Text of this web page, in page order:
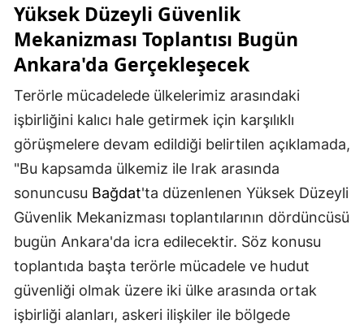
Yüksek Düzeyli Güvenlik
Mekanizması Toplantısı Bugün
Ankara'da Gerçekleşecek
Terörle mücadelede ülkelerimiz arasındaki
işbirliğini kalıcı hale getirmek için karşılıklı
görüşmelere devam edildiği belirtilen açıklamada,
"Bu kapsamda ülkemiz ile Irak arasında
sonuncusu Bağdat'ta düzenlenen Yüksek Düzeyli
Güvenlik Mekanizması toplantılarının dördüncüsü
bugün Ankara'da icra edilecektir. Söz konusu
toplantıda başta terörle mücadele ve hudut
güvenliği olmak üzere iki ülke arasında ortak
işbirliği alanları, askeri ilişkiler ile bölgede